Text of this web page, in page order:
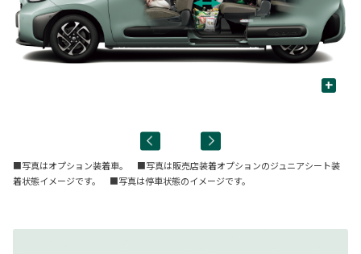
+
■写真はオプション装着車。 ■写真は販売店装着オプションのジュニアシート装
着状態イメージです。 ■写真は停車状態のイメージです。